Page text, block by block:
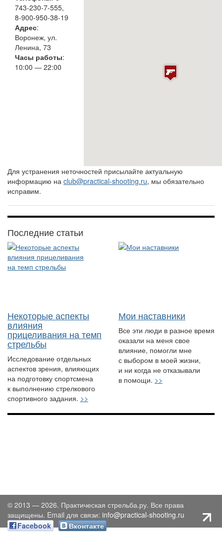
743-230-7-555,
8-900-950-38-19
Адрес:
Воронеж, ул.
Ленина, 73
Часы работы:
10:00 — 22:00
Для устранения неточностей присылайте актуальную
информацию на club@practical-shooting.ru, мы обязательно
исправим.
Последние статьи
Некоторые аспекты
влияния
прицеливания на темп
стрельбы
Исследование отдельных
аспектов зрения, влияющих
на подготовку спортсмена
к выполнению стрелкового
спортивного задания. >>
Мои наставники
Все эти люди в разное время
оказали на меня свое
влияние, помогли мне
с выбором в моей жизни,
и ни когда не отказывали
в помощи. >>
© 2013 — 2026. Практическая стрельба.ру. Все права
защищены. Email для связи: info@practical-shooting.ru
Facebook
Вконтакте